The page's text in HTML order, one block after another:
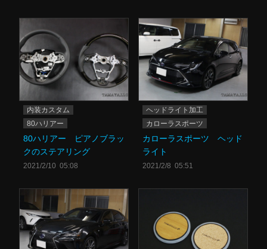
内装カスタム
80ハリアー
80ハリアー ピアノブラッ
クのステアリング
2021/2/10 05:08
ヘッドライト加工
カローラスポーツ
カローラスポーツ ヘッド
ライト
2021/2/8 05:51